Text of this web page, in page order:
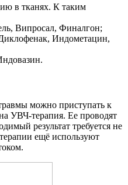
в тканях. К таким
Випросал, Финалгон;
Индометацин,
можно приступать к
УВЧ-терапия. Ее проводят
результат требуется не
ещё используют